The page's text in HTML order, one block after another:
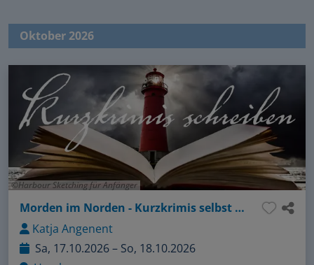
Oktober 2026
Harbour Sketching für Anfänger
Morden im Norden - Kurzkrimis selbst schreiben
Katja Angenent
Sa, 17.10.2026 – So, 18.10.2026